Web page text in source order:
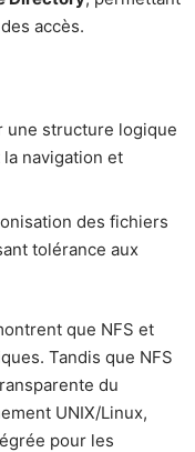
accès.
une structure logique
navigation et
des fichiers
tolérance aux
que NFS et
Tandis que NFS
du
UNIX/Linux,
pour les